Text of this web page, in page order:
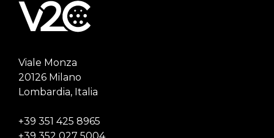
Viale Monza
20126 Milano
Lombardia, Italia
+39 351 425 8965
+39 352 027 5004